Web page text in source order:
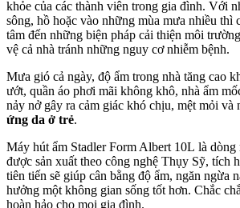
khỏe của các thành viên trong gia đình. Với
sông, hồ hoặc vào những mùa mưa nhiều thì
tâm đến những biện pháp cải thiện môi
vệ cả nhà tránh những nguy cơ nhiễm bệnh.
Mưa gió cả ngày, độ ẩm trong nhà tăng cao
ướt, quần áo phơi mãi không khô, nhà ẩm
nảy nở gây ra cảm giác khó chịu, mệt mỏi và
ứng da ở trẻ.
Máy hút ẩm Stadler Form Albert 10L là dòng
được sản xuất theo công nghệ Thụy Sỹ, tích
tiên tiến sẽ giúp cân bằng độ ẩm, ngăn ngừa
hưởng một không gian sống tốt hơn. Chắc
hoàn hảo cho mọi gia đình.